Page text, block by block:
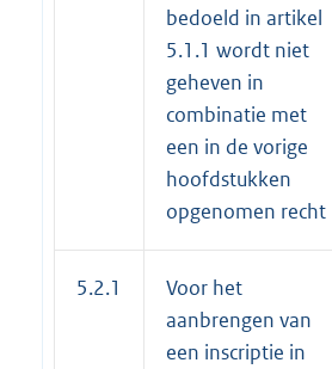
bedoeld in artikel
5.1.1 wordt niet
geheven in
combinatie met
een in de vorige
hoofdstukken
opgenomen recht
5.2.1
Voor het
aanbrengen van
een inscriptie in